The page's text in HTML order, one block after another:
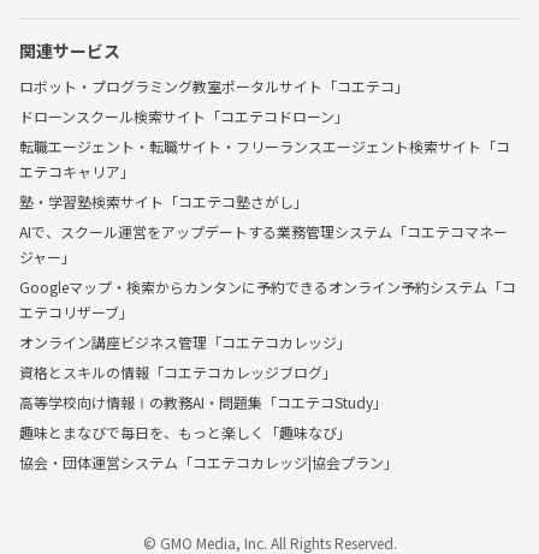
関連サービス
ロボット・プログラミング教室ポータルサイト「コエテコ」
ドローンスクール検索サイト「コエテコドローン」
転職エージェント・転職サイト・フリーランスエージェント検索サイト「コ
エテコキャリア」
塾・学習塾検索サイト「コエテコ塾さがし」
AIで、スクール運営をアップデートする業務管理システム「コエテコマネー
ジャー」
Googleマップ・検索からカンタンに予約できるオンライン予約システム「コ
エテコリザーブ」
オンライン講座ビジネス管理「コエテコカレッジ」
資格とスキルの情報「コエテコカレッジブログ」
高等学校向け情報Ⅰの教務AI・問題集「コエテコStudy」
趣味とまなびで毎日を、もっと楽しく「趣味なび」
協会・団体運営システム「コエテコカレッジ|協会プラン」
© GMO Media, Inc. All Rights Reserved.